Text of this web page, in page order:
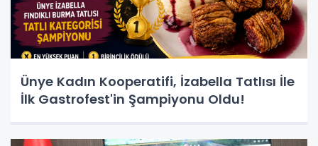
Ünye Kadın Kooperatifi, İzabella Tatlısı İle
İlk Gastrofest'in Şampiyonu Oldu!